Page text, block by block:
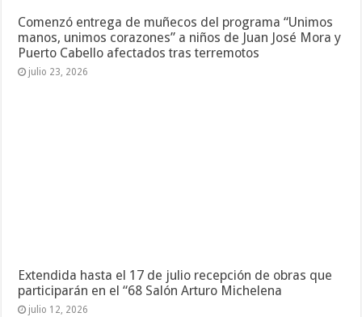
Comenzó entrega de muñecos del programa “Unimos
manos, unimos corazones” a niños de Juan José Mora y
Puerto Cabello afectados tras terremotos
julio 23, 2026
Extendida hasta el 17 de julio recepción de obras que
participarán en el “68 Salón Arturo Michelena
julio 12, 2026